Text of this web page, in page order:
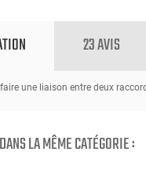
23 AVIS
une liaison entre deux
LA MÊME CATÉGORIE :